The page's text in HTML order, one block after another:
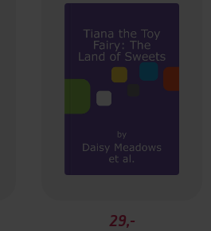
29,-